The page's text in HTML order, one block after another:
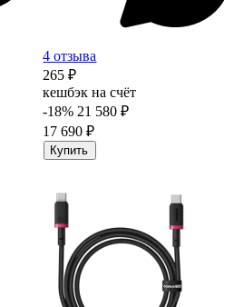
4 отзыва
265 ₽
кешбэк на счёт
-18% 21 580 ₽
17 690 ₽
Купить